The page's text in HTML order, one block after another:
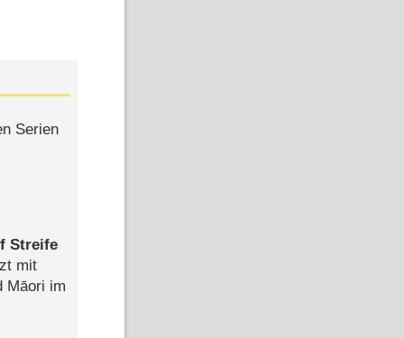
Serien
Streife
mit
Māori im